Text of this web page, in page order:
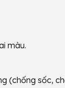
màu.
(chống sốc,